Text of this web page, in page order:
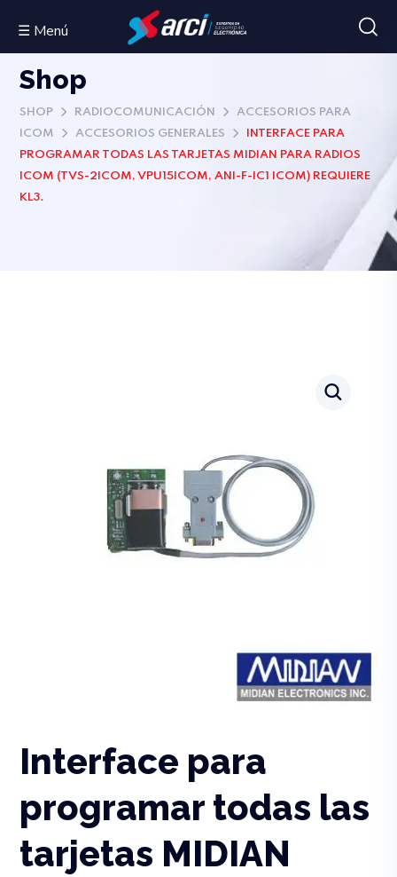
☰ Menú
Shop
SHOP RADIOCOMUNICACIÓN
ACCESORIOS PARA
ICOM
ACCESORIOS GENERALES
INTERFACE PARA
PROGRAMAR TODAS LAS TARJETAS MIDIAN PARA RADIOS
ICOM (TVS-2ICOM, VPU15ICOM, ANI-F-IC1 ICOM) REQUIERE
KL3.
Interface para
programar todas las
tarjetas MIDIAN